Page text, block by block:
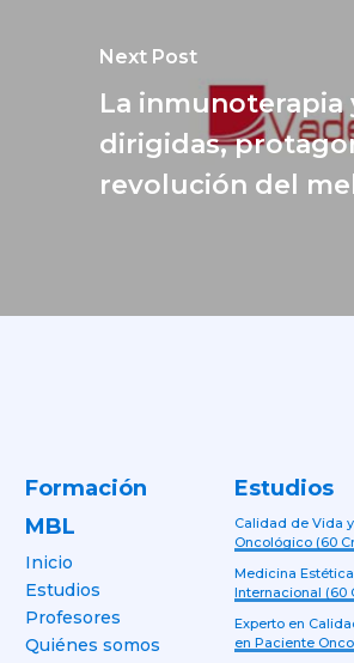
Next Post
La inmunoterapia
dirigidas,
revolución del
Formación
MBL
Inicio
Estudios
Profesores
Quiénes somos
Estudios
Calidad de Vida
Oncológico (60
Medicina
Internacional (60
Experto en
en Paciente